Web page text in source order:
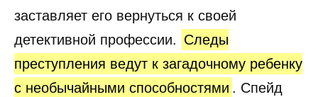
заставляет его вернуться к своей
детективной профессии. Следы
преступления ведут к загадочному ребенку
с необычайными способностями . Спейд